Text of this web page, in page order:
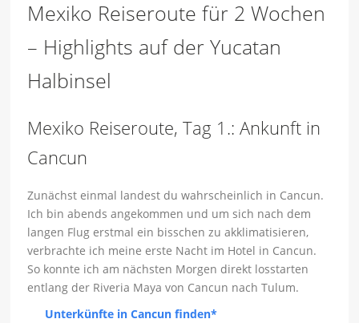
Mexiko Reiseroute für 2 Wochen
– Highlights auf der Yucatan
Halbinsel
Mexiko Reiseroute, Tag 1.: Ankunft in
Cancun
Zunächst einmal landest du wahrscheinlich in Cancun.
Ich bin abends angekommen und um sich nach dem
langen Flug erstmal ein bisschen zu akklimatisieren,
verbrachte ich meine erste Nacht im Hotel in Cancun.
So konnte ich am nächsten Morgen direkt losstarten
entlang der Riveria Maya von Cancun nach Tulum.
Unterkünfte in Cancun finden*